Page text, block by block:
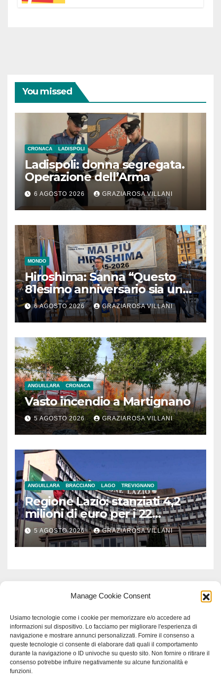
Manage Cookie Consent
Usiamo tecnologie come i cookie per memorizzare e/o accedere ad
informazioni sul dispositivo. Lo facciamo per migliorare l'esperienza di
navigazione e mostrare annunci personalizzati. Fornire il consenso a
queste tecnologie ci consente di elaborare dati quali il comportamento
durante la navigazione o ID univoche su questo sito. Non fornire o ritirare il
consenso potrebbe influire negativamente su alcune funzionalità e
funzioni.
You missed
CRONACA LADISPOLI
Ladispoli: donna segregata.
Operazione dell’Arma
6 AGOSTO 2026 GRAZIAROSA VILLANI
MONDO
Hiroshima: Sanna “Questo
81esimo anniversario sia un
monito per tutti”
6 AGOSTO 2026 GRAZIAROSA VILLANI
ANGUILLARA CRONACA
Vasto incendio a Martignano
5 AGOSTO 2026 GRAZIAROSA VILLANI
ANGUILLARA BRACCIANO LAGO TREVIGNANO
Regione Lazio: stanziati 4,2
milioni di euro per i 22
Comuni dell’Etruria
Meridionale
5 AGOSTO 2026 GRAZIAROSA VILLANI